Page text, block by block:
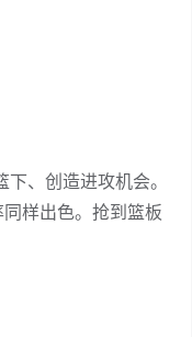
、创造进攻机会。
样出色。抢到篮板